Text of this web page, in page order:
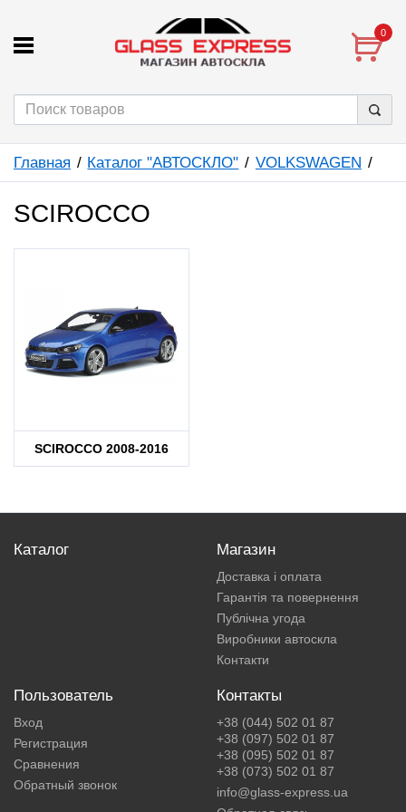
0
Главная Каталог "АВТОСКЛО" VOLKSWAGEN
SCIROCCO
SCIROCCO 2008-2016
Каталог Магазин
Доставка і оплата
Гарантія та повернення
Публічна угода
Виробники автоскла
Контакти
Пользователь
Вход
Регистрация
Сравнения
Обратный звонок
Контакты
+38 (044) 502 01 87
+38 (097) 502 01 87
+38 (095) 502 01 87
+38 (073) 502 01 87
info@glass-express.ua